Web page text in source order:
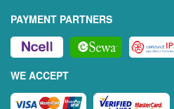
PAYMENT PARTNERS
WE ACCEPT